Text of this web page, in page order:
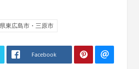
東広島市・三原市
Facebook